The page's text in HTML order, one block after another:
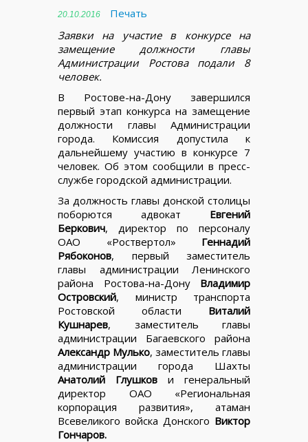
20.10.2016
Печать
Заявки на участие в конкурсе на
замещение должности главы
Администрации Ростова подали 8
человек.
В Ростове-на-Дону завершился
первый этап конкурса на замещение
должности главы Администрации
города. Комиссия допустила к
дальнейшему участию в конкурсе 7
человек. Об этом сообщили в пресс-
службе городской администрации.
За должность главы донской столицы
поборются адвокат Евгений
Беркович, директор по персоналу
ОАО «Роствертол» Геннадий
Рябоконов, первый заместитель
главы администрации Ленинского
района Ростова-на-Дону Владимир
Островский, министр транспорта
Ростовской области Виталий
Кушнарев, заместитель главы
администрации Багаевского района
Александр Мулько, заместитель главы
администрации города Шахты
Анатолий Глушков и генеральный
директор ОАО «Региональная
корпорация развития», атаман
Всевеликого войска Донского Виктор
Гончаров.